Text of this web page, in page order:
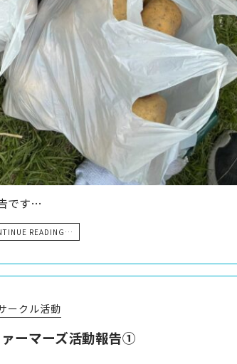
です…
READING…
ークル活動
ァーマーズ活動報告①